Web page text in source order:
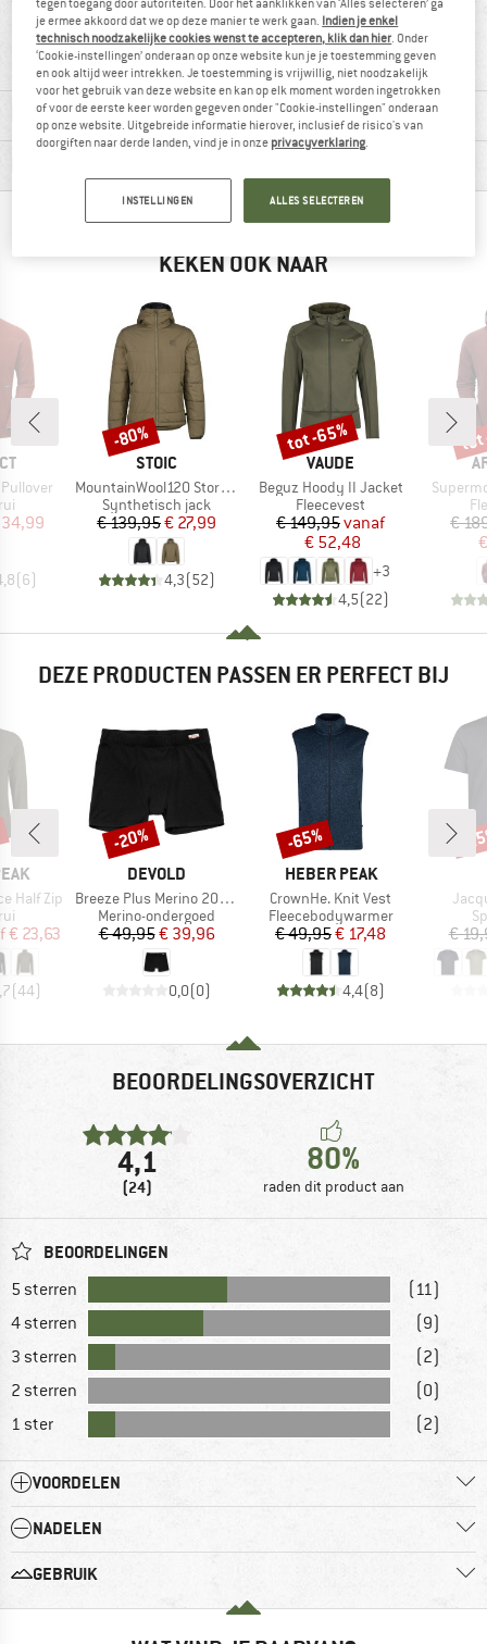
Capuchon Kunstvezel
MATERIAALGEGEVENS & KENMERKEN
BERGVRIENDEN DIE DIT BEKEKEN HEBBEN,
KEKEN OOK NAAR
prijs
(6)
MERK
STOIC
Artikel
MountainWool120 StorboSt. Hoody
Productgroep
Synthetisch jack
Prijs
€ 139,95Verlaagde prijs
€ 27,99
4,3(52)
Korting
-80%
MERK
VAUDE
Artikel
Beguz Hoody II Jacket
Productgroep
Fleecevest
Prijs
€ 149,95Verlaagde prijs
vanaf
€ 52,48
+3
4,5(22)
Korting
tot -65%
Artikel
€
tot
DEZE PRODUCTEN PASSEN ER PERFECT BIJ
Half Zip
prijs
€ 23,63
(44)
MERK
DEVOLD
Artikel
Breeze Plus Merino 200 Boxer
Productgroep
Merino-ondergoed
Prijs
€ 49,95Verlaagde prijs
€ 39,96
0,0(0)
Korting
-20%
MERK
HEBER PEAK
Artikel
CrownHe. Knit Vest
Productgroep
Fleecebodywarmer
Prijs
€ 49,95Verlaagde prijs
€ 17,48
4,4(8)
Korting
-65%
€
-
BEOORDELINGSOVERZICHT
4,1
(24)
80%
raden dit product aan
BEOORDELINGEN
5 sterren
(11)
4 sterren
(9)
3 sterren
(2)
2 sterren
(0)
1 ster
(2)
VOORDELEN
NADELEN
GEBRUIK
tegen toegang door autoriteiten. Door het aanklikken van ‘Alles selecteren’ ga
je ermee akkoord dat we op deze manier te werk gaan. Indien je enkel
technisch noodzakelijke cookies wenst te accepteren, klik dan hier. Onder
‘Cookie-instellingen’ onderaan op onze website kun je je toestemming geven
en ook altijd weer intrekken. Je toestemming is vrijwillig, niet noodzakelijk
voor het gebruik van deze website en kan op elk moment worden ingetrokken
of voor de eerste keer worden gegeven onder "Cookie-instellingen" onderaan
op onze website. Uitgebreide informatie hierover, inclusief de risico's van
doorgiften naar derde landen, vind je in onze privacyverklaring.
INSTELLINGEN ALLES SELECTEREN